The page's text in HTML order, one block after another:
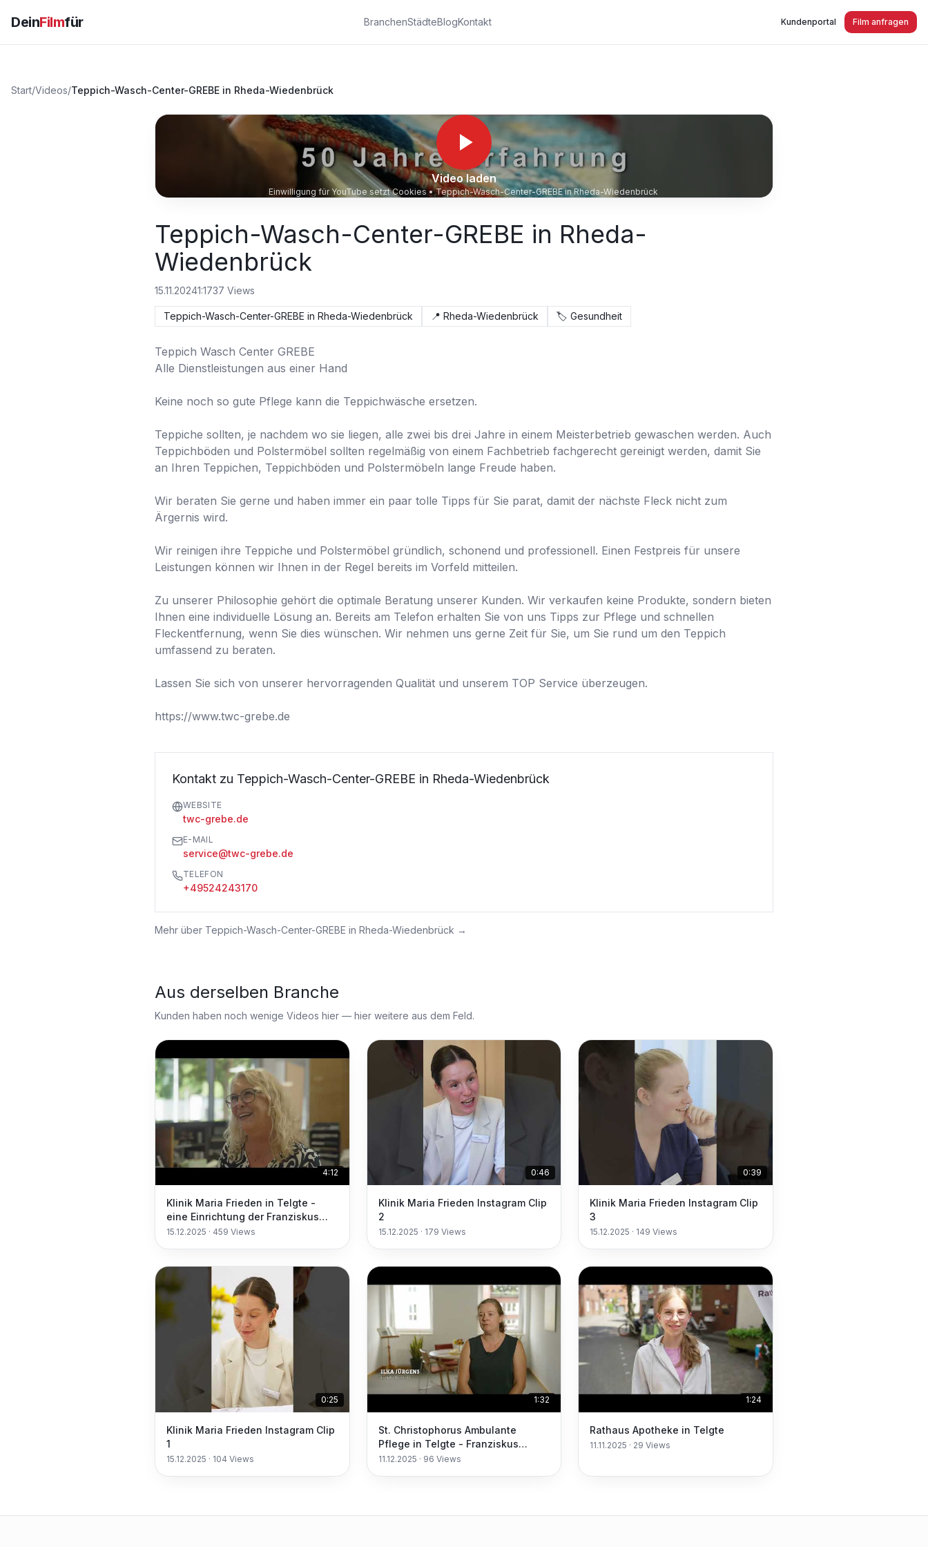
DeinFilmfür BranchenStädteBlogKontakt Kundenportal Film anfragen
Start/Videos/Teppich-Wasch-Center-GREBE in Rheda-Wiedenbrück
Video laden
Einwilligung für YouTube setzt Cookies •Teppich-Wasch-Center-GREBE in Rheda-Wiedenbrück
Teppich-Wasch-Center-GREBE in Rheda-
Wiedenbrück
15.11.20241:1737 Views
Teppich-Wasch-Center-GREBE in Rheda-Wiedenbrück 📍 Rheda-Wiedenbrück 🏷️ Gesundheit
Teppich Wasch Center GREBE
Alle Dienstleistungen aus einer Hand
Keine noch so gute Pflege kann die Teppichwäsche ersetzen.
Teppiche sollten, je nachdem wo sie liegen, alle zwei bis drei Jahre in einem Meisterbetrieb gewaschen werden. Auch
Teppichböden und Polstermöbel sollten regelmäßig von einem Fachbetrieb fachgerecht gereinigt werden, damit Sie
an Ihren Teppichen, Teppichböden und Polstermöbeln lange Freude haben.
Wir beraten Sie gerne und haben immer ein paar tolle Tipps für Sie parat, damit der nächste Fleck nicht zum
Ärgernis wird.
Wir reinigen ihre Teppiche und Polstermöbel gründlich, schonend und professionell. Einen Festpreis für unsere
Leistungen können wir Ihnen in der Regel bereits im Vorfeld mitteilen.
Zu unserer Philosophie gehört die optimale Beratung unserer Kunden. Wir verkaufen keine Produkte, sondern bieten
Ihnen eine individuelle Lösung an. Bereits am Telefon erhalten Sie von uns Tipps zur Pflege und schnellen
Fleckentfernung, wenn Sie dies wünschen. Wir nehmen uns gerne Zeit für Sie, um Sie rund um den Teppich
umfassend zu beraten.
Lassen Sie sich von unserer hervorragenden Qualität und unserem TOP Service überzeugen.
https://www.twc-grebe.de
Kontakt zu Teppich-Wasch-Center-GREBE in Rheda-Wiedenbrück
WEBSITE
twc-grebe.de
E-MAIL
service@twc-grebe.de
TELEFON
+49524243170
Mehr über Teppich-Wasch-Center-GREBE in Rheda-Wiedenbrück →
Aus derselben Branche
Kunden haben noch wenige Videos hier — hier weitere aus dem Feld.
4:12
Klinik Maria Frieden in Telgte -
eine Einrichtung der Franziskus
Stiftung. Herzlich willkommen!
15.12.2025 · 459 Views
0:46
Klinik Maria Frieden Instagram Clip
2
15.12.2025 · 179 Views
0:39
Klinik Maria Frieden Instagram Clip
3
15.12.2025 · 149 Views
0:25
Klinik Maria Frieden Instagram Clip
1
15.12.2025 · 104 Views
1:32
St. Christophorus Ambulante
Pflege in Telgte - Franziskus
Stiftung
11.12.2025 · 96 Views
1:24
Rathaus Apotheke in Telgte
11.11.2025 · 29 Views